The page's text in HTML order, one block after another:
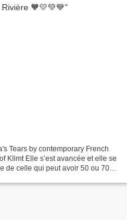
Tears by contemporary French
Klimt Elle s’est avancée et elle se
de celle qui peut avoir 50 ou 70